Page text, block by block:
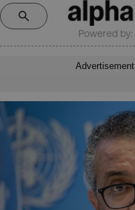
Powered by:
Advertisement